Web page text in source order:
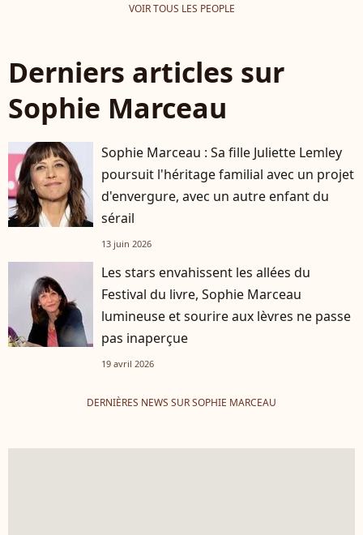
VOIR TOUS LES PEOPLE
Derniers articles sur
Sophie Marceau
Sophie Marceau : Sa fille Juliette Lemley
poursuit l'héritage familial avec un projet
d'envergure, avec un autre enfant du
sérail
13 juin 2026
Les stars envahissent les allées du
Festival du livre, Sophie Marceau
lumineuse et sourire aux lèvres ne passe
pas inaperçue
19 avril 2026
DERNIÈRES NEWS SUR SOPHIE MARCEAU